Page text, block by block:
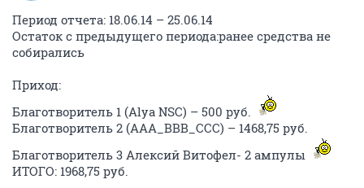
Период отчета: 18.06.14 – 25.06.14
Остаток с предыдущего периода:ранее средства не
собирались
Приход:
Благотворитель 1 (Alya NSC) – 500 руб.
Благотворитель 2 (AAA_BBB_CCC) – 1468,75 руб.
Благотворитель 3 Алексий Витофел- 2 ампулы
ИТОГО: 1968,75 руб.